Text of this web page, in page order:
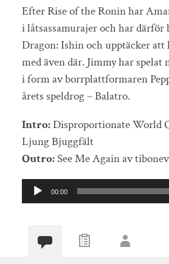
Efter Rise of the Ronin har
i låtsassamurajer och har därför
Dragon: Ishin och upptäcker att
med även där. Jimmy har spelat
i form av borrplattformaren
årets speldrog – Balatro.
Intro:Disproportionate World
Ljung Bjuggfält
Outro:See Me Again av
Ljudspelare
00:00